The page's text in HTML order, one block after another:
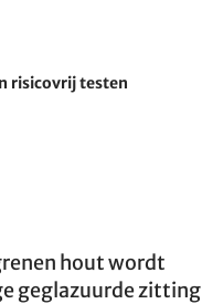
risicovrij testen
hout wordt
geglazuurde zitting